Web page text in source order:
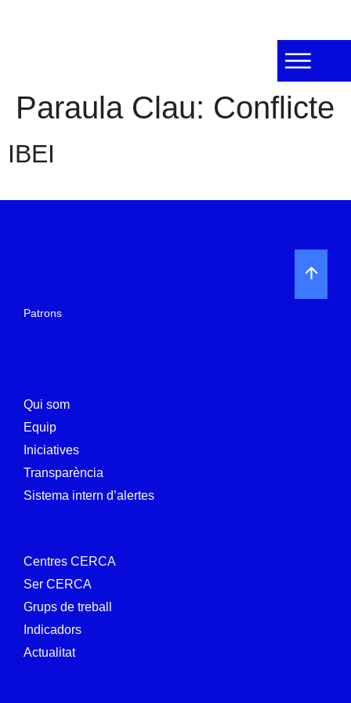
Paraula Clau: Conflicte
IBEI
Patrons
Qui som
Equip
Iniciatives
Transparència
Sistema intern d’alertes
Centres CERCA
Ser CERCA
Grups de treball
Indicadors
Actualitat